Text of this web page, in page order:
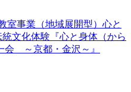
室事業（地域展開型）心と
文化体験『心と身体（から
会 ～京都・金沢～』